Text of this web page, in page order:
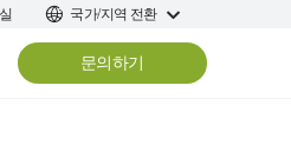
국가/지역 전환
문의하기